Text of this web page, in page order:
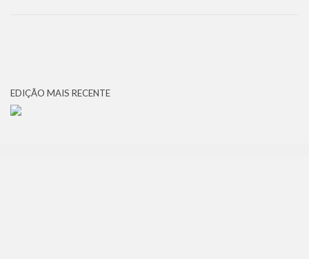
EDIÇÃO MAIS RECENTE